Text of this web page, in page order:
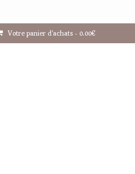
Votre panier d'achats - 0.00€